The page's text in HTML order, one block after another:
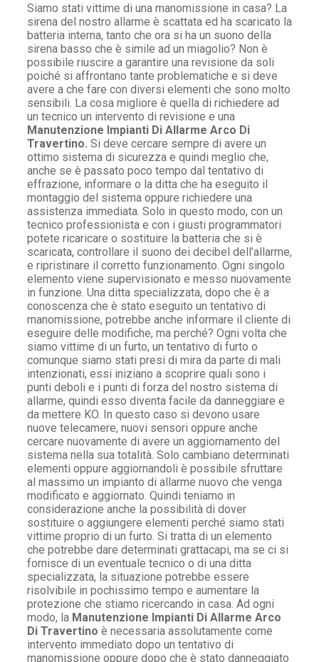
Siamo stati vittime di una manomissione in casa? La
sirena del nostro allarme è scattata ed ha scaricato la
batteria interna, tanto che ora si ha un suono della
sirena basso che è simile ad un miagolio? Non è
possibile riuscire a garantire una revisione da soli
poiché si affrontano tante problematiche e si deve
avere a che fare con diversi elementi che sono molto
sensibili. La cosa migliore è quella di richiedere ad
un tecnico un intervento di revisione e una
Manutenzione Impianti Di Allarme Arco Di
Travertino. Si deve cercare sempre di avere un
ottimo sistema di sicurezza e quindi meglio che,
anche se è passato poco tempo dal tentativo di
effrazione, informare o la ditta che ha eseguito il
montaggio del sistema oppure richiedere una
assistenza immediata. Solo in questo modo, con un
tecnico professionista e con i giusti programmatori
potete ricaricare o sostituire la batteria che si è
scaricata, controllare il suono dei decibel dell’allarme,
e ripristinare il corretto funzionamento. Ogni singolo
elemento viene supervisionato e messo nuovamente
in funzione. Una ditta specializzata, dopo che è a
conoscenza che è stato eseguito un tentativo di
manomissione, potrebbe anche informare il cliente di
eseguire delle modifiche, ma perché? Ogni volta che
siamo vittime di un furto, un tentativo di furto o
comunque siamo stati presi di mira da parte di mali
intenzionati, essi iniziano a scoprire quali sono i
punti deboli e i punti di forza del nostro sistema di
allarme, quindi esso diventa facile da danneggiare e
da mettere KO. In questo caso si devono usare
nuove telecamere, nuovi sensori oppure anche
cercare nuovamente di avere un aggiornamento del
sistema nella sua totalità. Solo cambiano determinati
elementi oppure aggiornandoli è possibile sfruttare
al massimo un impianto di allarme nuovo che venga
modificato e aggiornato. Quindi teniamo in
considerazione anche la possibilità di dover
sostituire o aggiungere elementi perché siamo stati
vittime proprio di un furto. Si tratta di un elemento
che potrebbe dare determinati grattacapi, ma se ci si
fornisce di un eventuale tecnico o di una ditta
specializzata, la situazione potrebbe essere
risolvibile in pochissimo tempo e aumentare la
protezione che stiamo ricercando in casa. Ad ogni
modo, la Manutenzione Impianti Di Allarme Arco
Di Travertino è necessaria assolutamente come
intervento immediato dopo un tentativo di
manomissione oppure dopo che è stato danneggiato